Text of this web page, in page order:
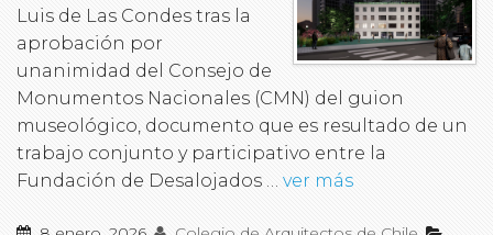
Luis de Las Condes tras la
aprobación por
unanimidad del Consejo de
Monumentos Nacionales (CMN) del guion
museológico, documento que es resultado de un
trabajo conjunto y participativo entre la
Fundación de Desalojados … ver más